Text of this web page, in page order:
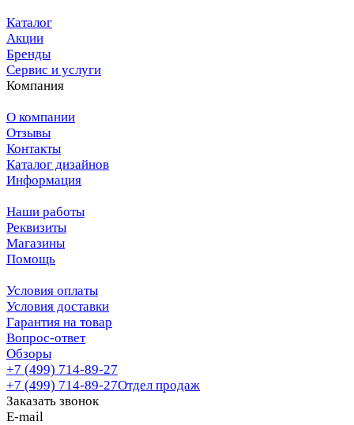
Каталог
Акции
Бренды
Сервис и услуги
Компания
О компании
Отзывы
Контакты
Каталог дизайнов
Информация
Наши работы
Реквизиты
Магазины
Помощь
Условия оплаты
Условия доставки
Гарантия на товар
Вопрос-ответ
Обзоры
+7 (499) 714-89-27
+7 (499) 714-89-27Отдел продаж
Заказать звонок
E-mail